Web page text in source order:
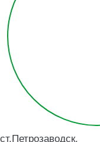
ст.Петрозаводск.